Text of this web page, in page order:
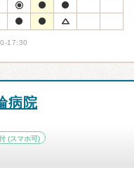
17:30
病院
(スマホ可)